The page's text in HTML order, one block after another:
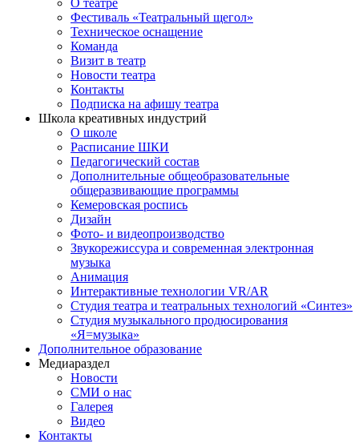
О театре
Фестиваль «Театральный щегол»
Техническое оснащение
Команда
Визит в театр
Новости театра
Контакты
Подписка на афишу театра
Школа креативных индустрий
О школе
Расписание ШКИ
Педагогический состав
Дополнительные общеобразовательные
общеразвивающие программы
Кемеровская роспись
Дизайн
Фото- и видеопроизводство
Звукорежиссура и современная электронная
музыка
Анимация
Интерактивные технологии VR/AR
Студия театра и театральных технологий «Синтез»
Студия музыкального продюсирования
«Я=музыка»
Дополнительное образование
Медиараздел
Новости
СМИ о нас
Галерея
Видео
Контакты